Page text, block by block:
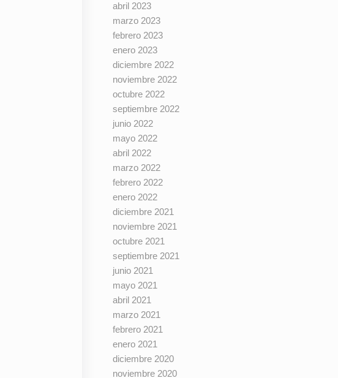
abril 2023
marzo 2023
febrero 2023
enero 2023
diciembre 2022
noviembre 2022
octubre 2022
septiembre 2022
junio 2022
mayo 2022
abril 2022
marzo 2022
febrero 2022
enero 2022
diciembre 2021
noviembre 2021
octubre 2021
septiembre 2021
junio 2021
mayo 2021
abril 2021
marzo 2021
febrero 2021
enero 2021
diciembre 2020
noviembre 2020